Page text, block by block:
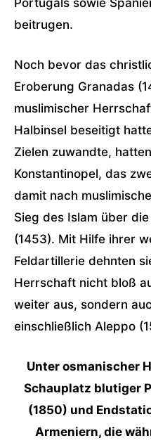
Portugals sowie
beitrugen.
Noch bevor das
Eroberung Granadas
muslimischer
Halbinsel beseitigt
Zielen zuwandte,
Konstantinopel, das
damit nach
Sieg des Islam über
(1453). Mit Hilfe ihrer
Feldartillerie dehnten
Herrschaft nicht bloß
weiter aus, sondern
einschließlich Aleppo
Unter osmanischer
Schauplatz blutiger
(1850) und
Armeniern, die